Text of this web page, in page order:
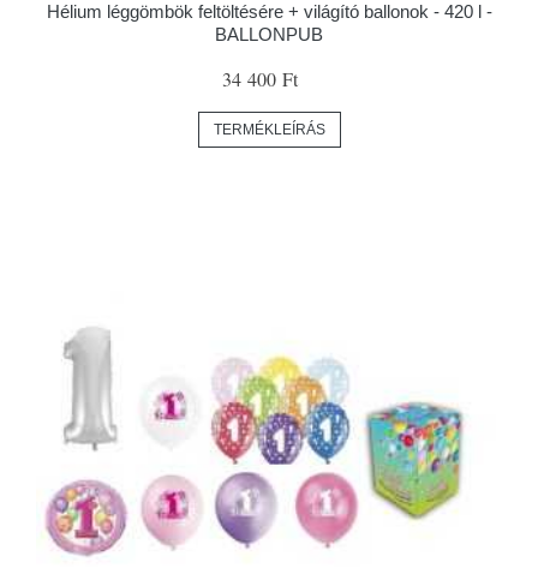
Hélium léggömbök feltöltésére + világító ballonok - 420 l -
BALLONPUB
34 400 Ft
TERMÉKLEÍRÁS